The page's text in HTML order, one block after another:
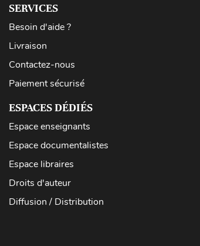
SERVICES
Besoin d'aide ?
Livraison
Contactez-nous
Paiement sécurisé
ESPACES DÉDIÉS
Espace enseignants
Espace documentalistes
Espace libraires
Droits d'auteur
Diffusion / Distribution